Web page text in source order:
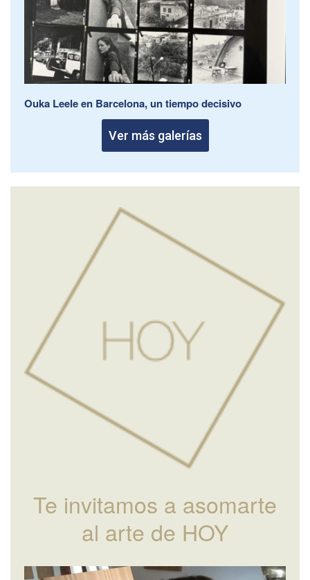
Ouka Leele en Barcelona, un tiempo decisivo
Ver más galerías
Te invitamos a asomarte
al arte de HOY